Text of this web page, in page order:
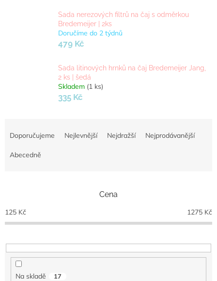
Sada nerezových filtrů na čaj s odměrkou
Bredemeijer | 2ks
Doručíme do 2 týdnů
479 Kč
Sada litinových hrnků na čaj Bredemeijer Jang,
2 ks | šedá
Skladem (1 ks)
335 Kč
e
o
d
k
t
Doporučujeme Nejlevnější Nejdražší Nejprodávanější
Abecedně
Cena
125 Kč 1275 Kč
Na skladě 17